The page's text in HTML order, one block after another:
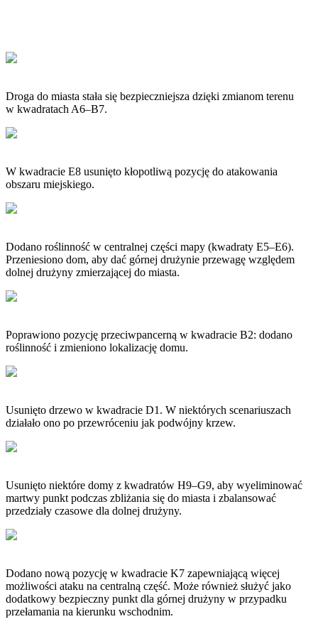
Droga do miasta stała się bezpieczniejsza dzięki zmianom terenu
w kwadratach A6–B7.
W kwadracie E8 usunięto kłopotliwą pozycję do atakowania
obszaru miejskiego.
Dodano roślinność w centralnej części mapy (kwadraty E5–E6).
Przeniesiono dom, aby dać górnej drużynie przewagę względem
dolnej drużyny zmierzającej do miasta.
Poprawiono pozycję przeciwpancerną w kwadracie B2: dodano
roślinność i zmieniono lokalizację domu.
Usunięto drzewo w kwadracie D1. W niektórych scenariuszach
działało ono po przewróceniu jak podwójny krzew.
Usunięto niektóre domy z kwadratów H9–G9, aby wyeliminować
martwy punkt podczas zbliżania się do miasta i zbalansować
przedziały czasowe dla dolnej drużyny.
Dodano nową pozycję w kwadracie K7 zapewniającą więcej
możliwości ataku na centralną część. Może również służyć jako
dodatkowy bezpieczny punkt dla górnej drużyny w przypadku
przełamania na kierunku wschodnim.